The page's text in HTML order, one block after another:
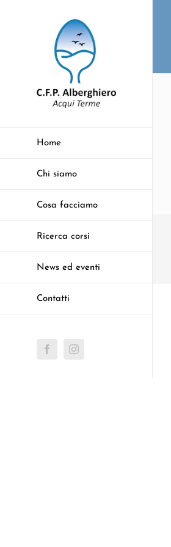
Home
Chi siamo
Cosa facciamo
Ricerca corsi
News ed eventi
Contatti
FacebookInstagram